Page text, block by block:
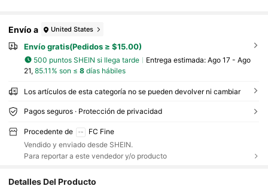
Envío a United States
Envío gratis(Pedidos ≥ $15.00)
500 puntos SHEIN si llega tarde Entrega estimada: Ago 17 - Ago
21, 85.11% son ≤ 8días hábiles
Los artículos de esta categoría no se pueden devolver ni cambiar
Pagos seguros · Protección de privacidad
Procedente de
FC Fine
Vendido y enviado desde SHEIN.
Para reportar a este vendedor y/o producto
Detalles Del Producto